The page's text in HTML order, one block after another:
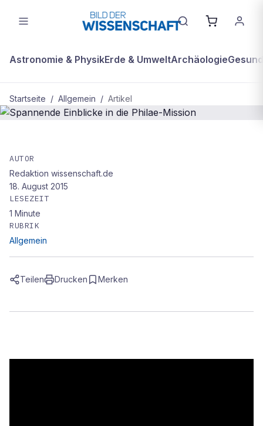
Astronomie & PhysikErde & UmweltArchäologie
Startseite / Allgemein / Artikel
Spannende Einblicke in die Philae-
Mission
AUTOR
Redaktion wissenschaft.de
18. August 2015
LESEZEIT
1 Minute
RUBRIK
Allgemein
Teilen Drucken Merken